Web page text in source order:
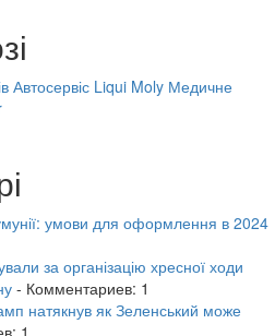
Автосервіс Liqui Moly Медичне
умови для оформлення в 2024
за організацію хресної ходи
- Комментариев: 1
натякнув як Зеленський може
1